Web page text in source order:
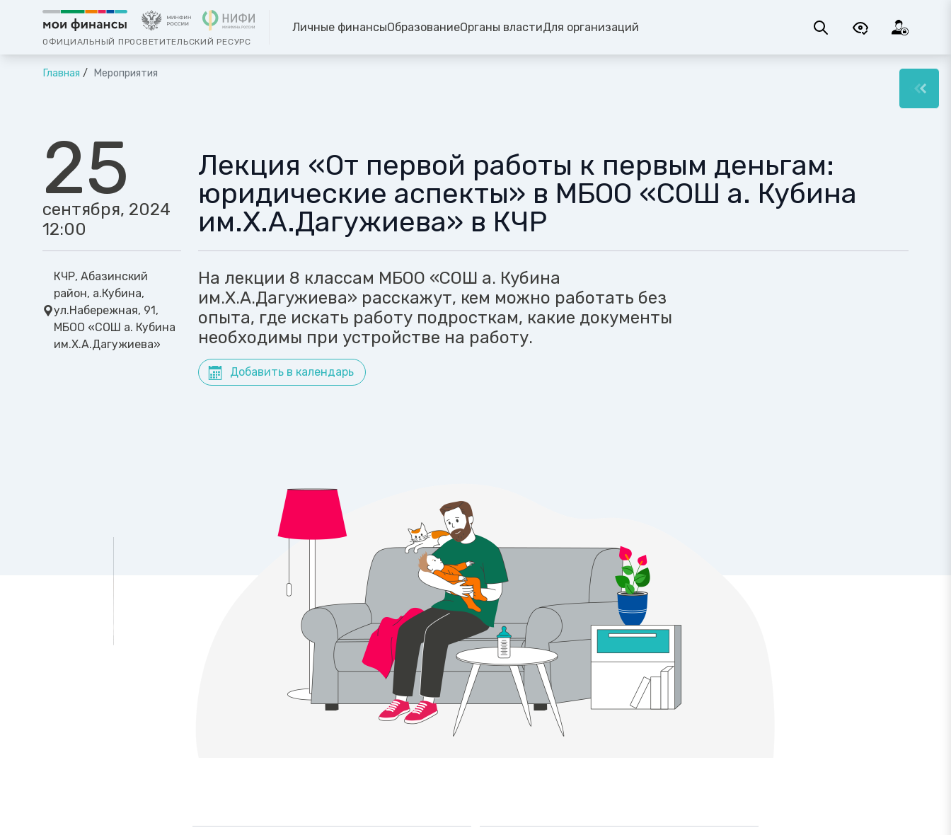
ОФИЦИАЛЬНЫЙ ПРОСВЕТИТЕЛЬСКИЙ РЕСУРС
Личные финансыОбразованиеОрганы властиДля организаций
Главная Мероприятия
25
сентября, 2024
12:00
КЧР, Абазинский
район, а.Кубина,
ул.Набережная, 91,
МБОО «СОШ а. Кубина
им.Х.А.Дагужиева»
Лекция «От первой работы к первым деньгам:
юридические аспекты» в МБОО «СОШ а. Кубина
им.Х.А.Дагужиева» в КЧР
На лекции 8 классам МБОО «СОШ а. Кубина
им.Х.А.Дагужиева» расскажут, кем можно работать без
опыта, где искать работу подросткам, какие документы
необходимы при устройстве на работу.
Добавить в календарь